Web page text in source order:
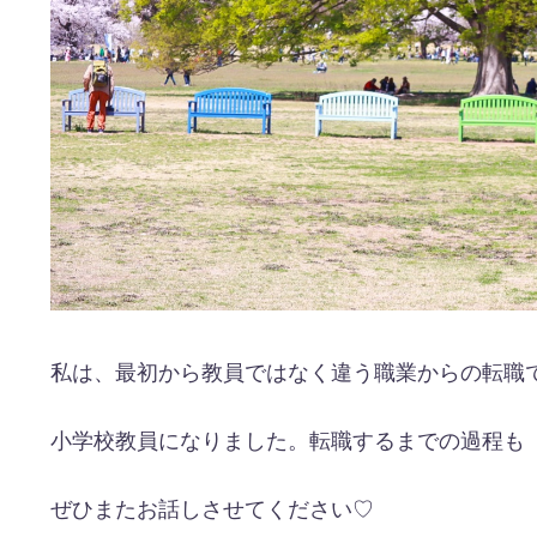
私は、最初から教員ではなく違う職業からの転職
小学校教員になりました。転職するまでの過程も
ぜひまたお話しさせてください♡